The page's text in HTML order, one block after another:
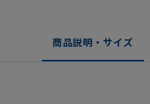
商品説明・サイズ